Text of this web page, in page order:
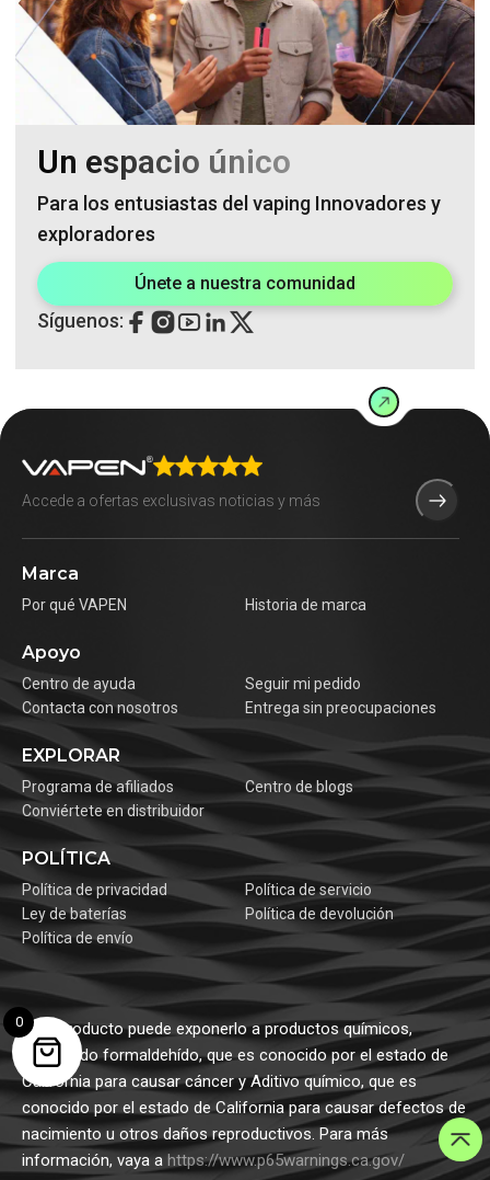
Un espacio único
Para los entusiastas del vaping Innovadores y
exploradores
Únete a nuestra comunidad
Síguenos:
Marca
Por qué VAPEN Historia de marca
Apoyo
Centro de ayuda
Seguir mi pedido
Contacta con nosotros
Entrega sin preocupaciones
EXPLORAR
Programa de afiliados
Centro de blogs
Conviértete en distribuidor
POLÍTICA
Política de privacidad
Política de servicio
Ley de baterías
Política de devolución
Política de envío
Este producto puede exponerlo a productos químicos,
incluyendo formaldehído, que es conocido por el estado de
California para causar cáncer y Aditivo químico, que es
conocido por el estado de California para causar defectos de
nacimiento u otros daños reproductivos. Para más
información, vaya a https://www.p65warnings.ca.gov/
0